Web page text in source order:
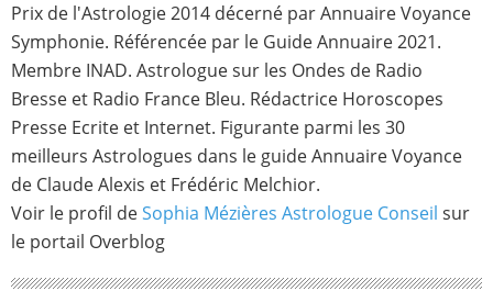
Prix de l'Astrologie 2014 décerné par Annuaire Voyance
Symphonie. Référencée par le Guide Annuaire 2021.
Membre INAD. Astrologue sur les Ondes de Radio
Bresse et Radio France Bleu. Rédactrice Horoscopes
Presse Ecrite et Internet. Figurante parmi les 30
meilleurs Astrologues dans le guide Annuaire Voyance
de Claude Alexis et Frédéric Melchior.
Voir le profil deSophia Mézières Astrologue Conseil sur
le portail Overblog